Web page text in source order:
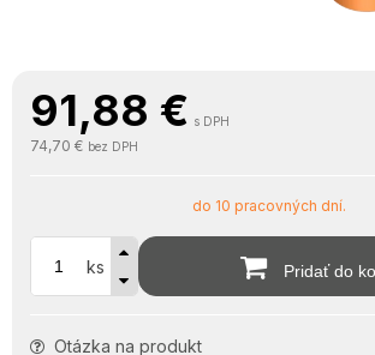
91,88 € s DPH
74,70 € bez DPH
do 10 pracovných dní.
ks Pridať do
Otázka na produkt